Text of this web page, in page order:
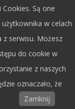
Są one
w celach
z serwisu. Możesz
do cookie w
z naszych
oznaczało, że
Zamknij